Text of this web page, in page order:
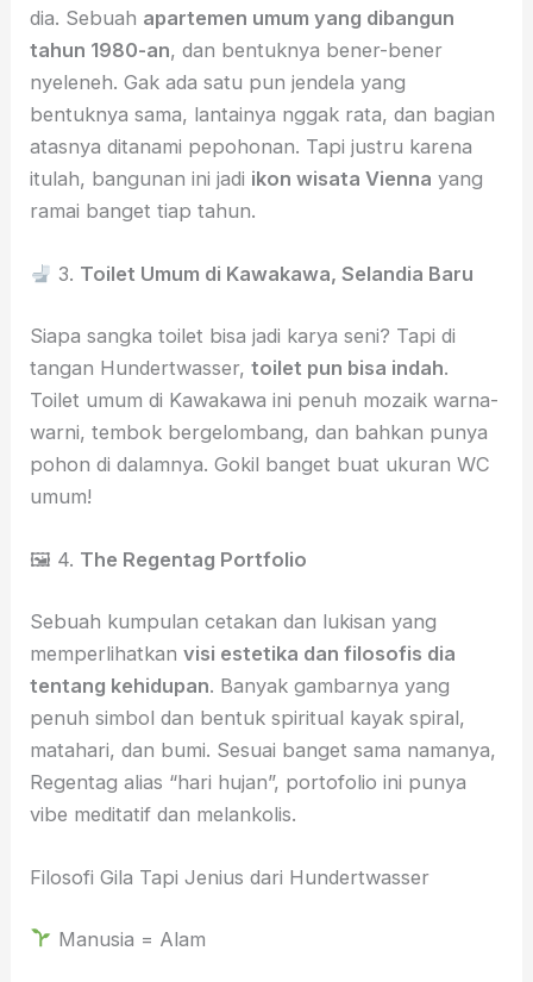
dia. Sebuah apartemen umum yang dibangun
tahun 1980-an, dan bentuknya bener-bener
nyeleneh. Gak ada satu pun jendela yang
bentuknya sama, lantainya nggak rata, dan bagian
atasnya ditanami pepohonan. Tapi justru karena
itulah, bangunan ini jadi ikon wisata Vienna yang
ramai banget tiap tahun.
3. Toilet Umum di Kawakawa, Selandia Baru
Siapa sangka toilet bisa jadi karya seni? Tapi di
tangan Hundertwasser,toilet pun bisa indah.
Toilet umum di Kawakawa ini penuh mozaik warna-
warni, tembok bergelombang, dan bahkan punya
pohon di dalamnya. Gokil banget buat ukuran WC
umum!
🖼 4. The Regentag Portfolio
Sebuah kumpulan cetakan dan lukisan yang
memperlihatkanvisi estetika dan filosofis dia
tentang kehidupan. Banyak gambarnya yang
penuh simbol dan bentuk spiritual kayak spiral,
matahari, dan bumi. Sesuai banget sama namanya,
Regentag alias “hari hujan”, portofolio ini punya
vibe meditatif dan melankolis.
Filosofi Gila Tapi Jenius dari Hundertwasser
Manusia = Alam